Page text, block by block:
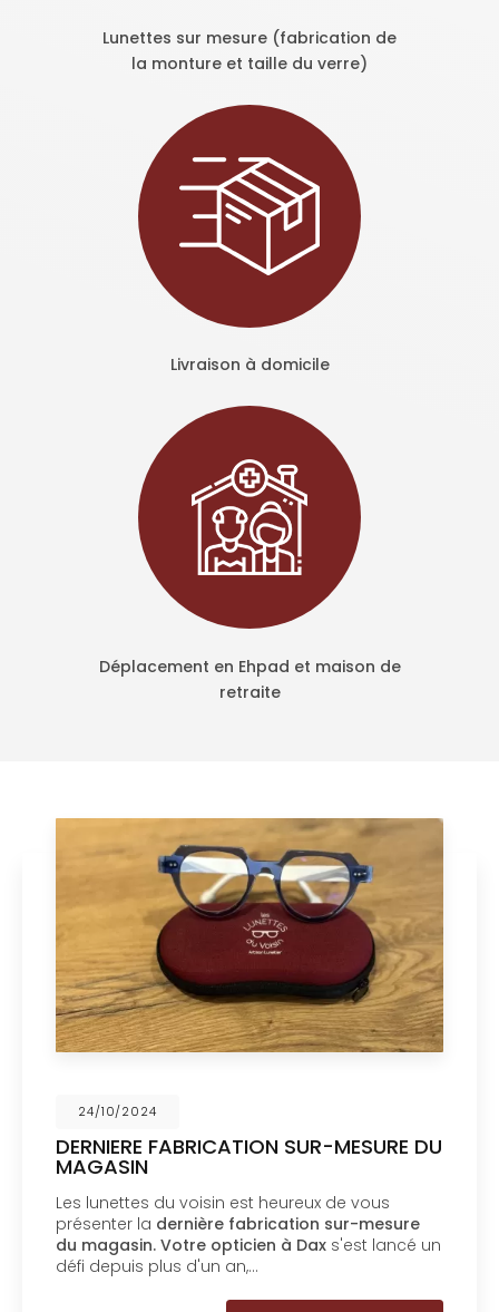
Lunettes sur mesure (fabrication de
la monture et taille du verre)
Livraison à domicile
Déplacement en Ehpad et maison de
retraite
24/10/2024
DERNIERE FABRICATION SUR-MESURE DU
MAGASIN
Les lunettes du voisin est heureux de vous
présenter la dernière fabrication sur-mesure
du magasin. Votre opticien à Dax s'est lancé un
défi depuis plus d'un an,…